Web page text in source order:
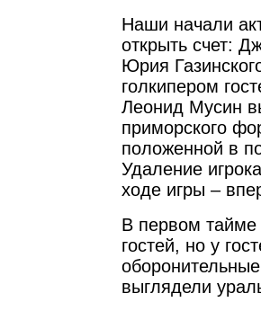
Наши начали
открыть счет:
Юрия
голкипером
Леонид Мусин
приморского
положенной в
Удаление
ходе игры –
В первом тайме
гостей, но у
выглядели